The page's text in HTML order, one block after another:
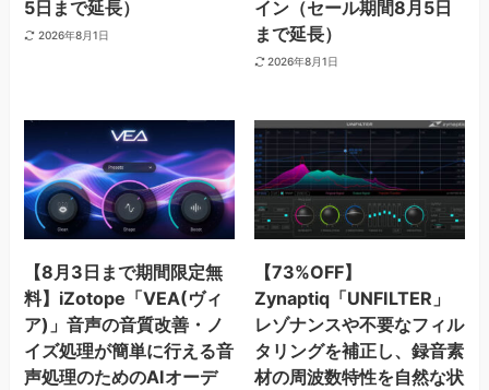
5日まで延長）
2026年8月1日
イン（セール期間8月5日
まで延長）
2026年8月1日
【8月3日まで期間限定無
料】iZotope「VEA(ヴィ
ア)」音声の音質改善・ノ
イズ処理が簡単に行える音
声処理のためのAIオーデ
【73%OFF】
Zynaptiq「UNFILTER」
レゾナンスや不要なフィル
タリングを補正し、録音素
材の周波数特性を自然な状